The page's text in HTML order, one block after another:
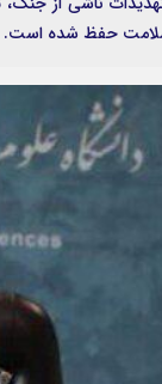
سلامت حفظ شده است.